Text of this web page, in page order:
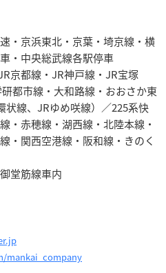
・京浜東北・京葉・埼京線・横
・中央総武線各駅停車
京都線・JR神戸線・JR宝塚
都市線・大和路線・おおさか東
状線、JRゆめ咲線）／225系快
・赤穂線・湖西線・北陸本線・
・関西空港線・阪和線・きのく
堂筋線車内
mankai_company